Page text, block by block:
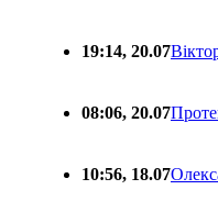
19:14, 20.07
08:06, 20.07
10:56, 18.07